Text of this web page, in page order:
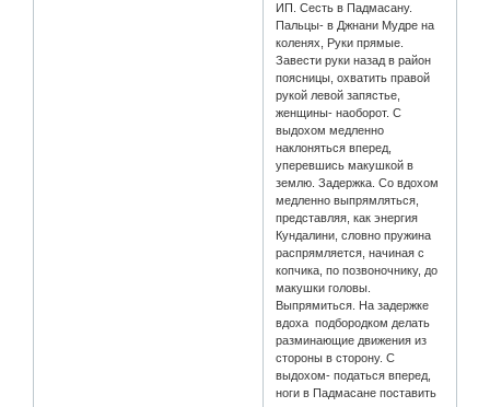
ИП. Сесть в Падмасану.
Пальцы- в Джнани Мудре на
коленях, Руки прямые.
Завести руки назад в район
поясницы, охватить правой
рукой левой запястье,
женщины- наоборот. С
выдохом медленно
наклоняться вперед,
уперевшись макушкой в
землю. Задержка. Со вдохом
медленно выпрямляться,
представляя, как энергия
Кундалини, словно пружина
распрямляется, начиная с
копчика, по позвоночнику, до
макушки головы.
Выпрямиться. На задержке
вдоха подбородком делать
разминающие движения из
стороны в сторону. С
выдохом- податься вперед,
ноги в Падмасане поставить